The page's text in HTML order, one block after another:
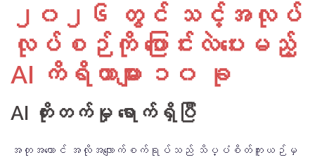
၂၀၂၆ တွင် သင့်အလုပ်
လုပ်စဉ်ကို ပြောင်းလဲပေးမည့်
AI ကိရိယာများ ၁၀ ခု
AI တိုးတက်မှု ရောက်ရှိပြီ
အတုအယောင် အလိုအလျောက်စက်ရုပ်သည် သိပ္ပံစိတ်ကူးယဉ်မှ